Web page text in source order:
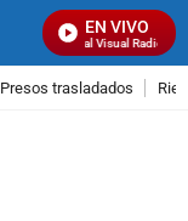
EN VIVO
Señal Visual Radio
Presos trasladados